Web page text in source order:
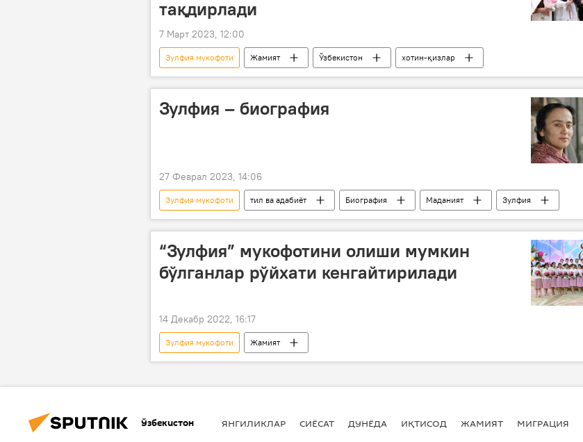
тақдирлади
7 Март 2023, 12:00
Зулфия мукофоти Жамият Ўзбекистон хотин-қизлар
Зулфия – биография
27 Феврал 2023, 14:06
Зулфия мукофоти тил ва адабиёт Биография Маданият Зулфия
“Зулфия” мукофотини олиши мумкин
бўлганлар рўйхати кенгайтирилади
14 Декабр 2022, 16:17
Зулфия мукофоти Жамият
Ўзбекистон ЯНГИЛИКЛАР СИЁСАТ ДУНЁДА ИҚТИСОД ЖАМИЯТ МИГРАЦИЯ